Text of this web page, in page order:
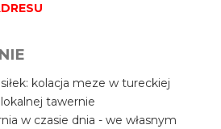
kolacja meze w tureckiej
tawernie
w czasie dnia - we własnym